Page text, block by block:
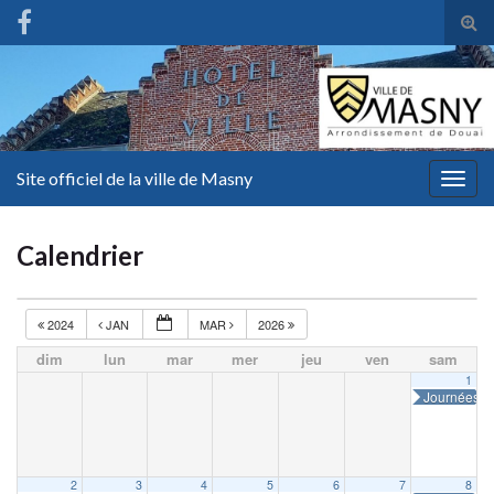
Site officiel de la ville de Masny
Calendrier
2024 JAN MAR 2026
dim lun mar mer jeu ven sam
1
Journées
2 3 4 5 6 7 8